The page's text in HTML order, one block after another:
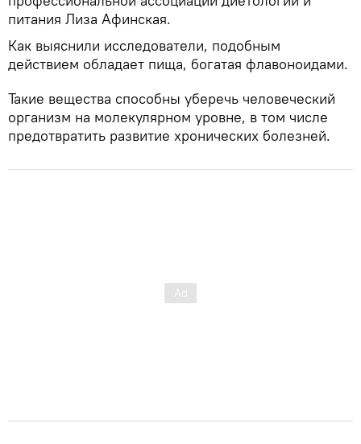
питания Лиза Афинская.
Как выяснили исследователи, подобным
действием обладает пища, богатая флавоноидами.
Такие вещества способны уберечь человеческий
организм на молекулярном уровне, в том числе
предотвратить развитие хронических болезней.